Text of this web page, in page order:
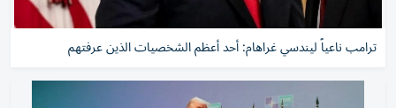
ترامب ناعياً ليندسي غراهام: أحد أعظم الشخصيات الذين عرفتهم